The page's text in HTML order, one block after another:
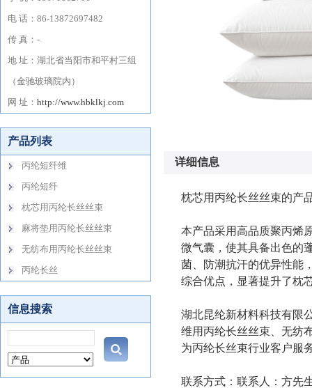
详细信息
枕芯用丙纶长丝丝束的产
本产品采用高品质聚丙烯
微气囊，使其具备出色的
菌、防潮抗汗的优异性能
综合优点，显著提升了枕
湖北昆纶新材料科技有限
维用丙纶长丝丝束、无纺
为丙纶长丝束行业客户服
联系方式：联系人：方先